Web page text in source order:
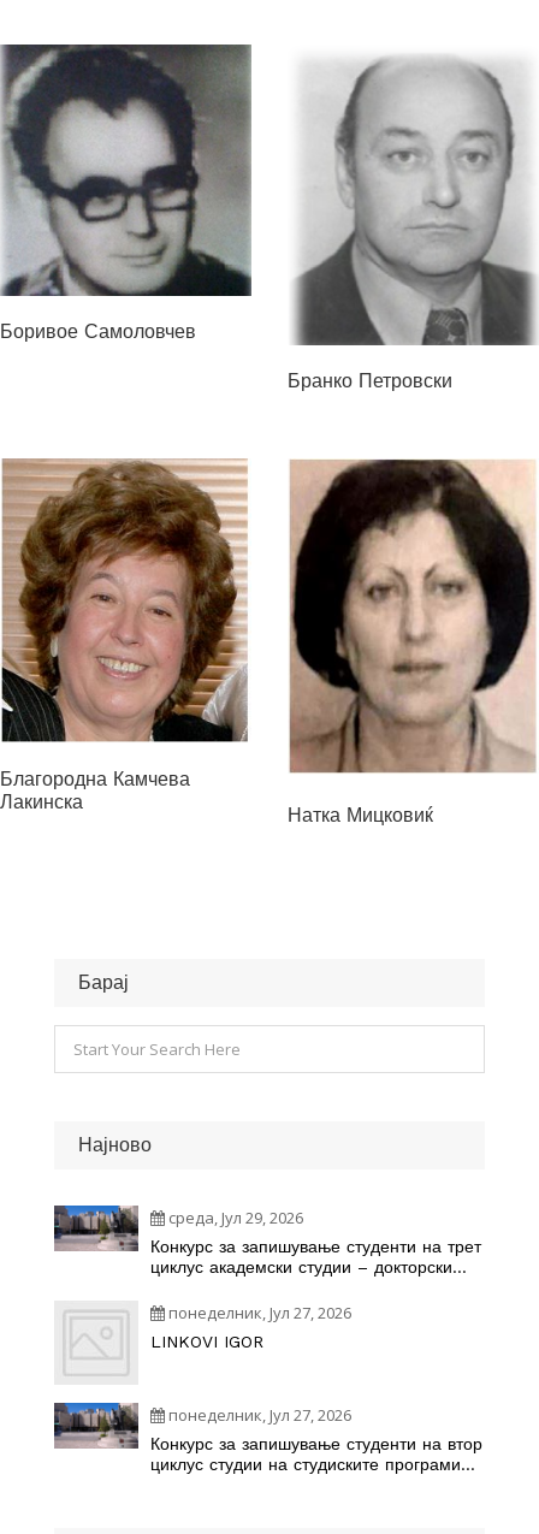
Боривое Самоловчев
Бранко Петровски
Благородна Камчева
Лакинска
Натка Мицковиќ
Барај
Најново
среда, Јул 29, 2026
Конкурс за запишување студенти на трет
циклус академски студии – докторски
понеделник, Јул 27, 2026
LINKOVI IGOR
понеделник, Јул 27, 2026
Конкурс за запишување студенти на втор
циклус студии на студиските програми